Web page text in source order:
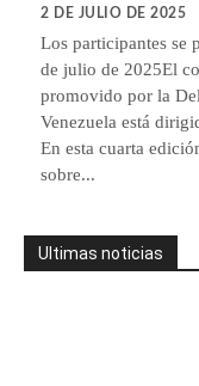
2 DE JULIO DE 2025
Los participantes se
de julio de 2025El
promovido por la
Venezuela está
En esta cuarta
sobre...
Ultimas noticias